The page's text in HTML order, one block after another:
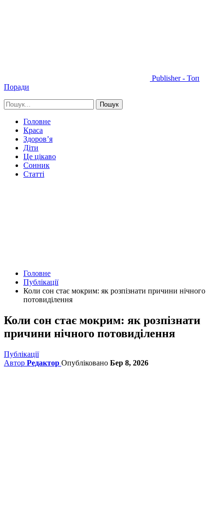
Publisher - Топ
Поради
Головне
Краса
Здоров’я
Діти
Це цікаво
Сонник
Статті
Головне
Публікації
Коли сон стає мокрим: як розпізнати причини нічного
потовиділення
Коли сон стає мокрим: як розпізнати
причини нічного потовиділення
Публікації
Автор Редактор Опубліковано Бер 8, 2026